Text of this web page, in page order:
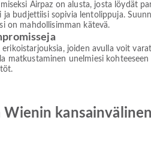
Airpaz on alusta, josta löydät
ja budjettiisi sopivia lentolippuja.
on mahdollisimman kätevä.
erikoistarjouksia, joiden avulla voit
matkustaminen unelmiesi